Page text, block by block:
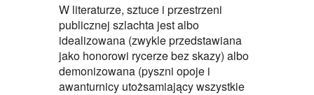
W literaturze, sztuce i przestrzeni
publicznej szlachta jest albo
idealizowana (zwykle przedstawiana
jako honorowi rycerze bez skazy) albo
demonizowana (pyszni opoje i
awanturnicy utożsamiający wszystkie